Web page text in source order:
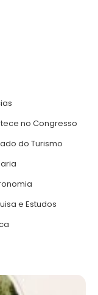
no Congresso
do Turismo
e Estudos